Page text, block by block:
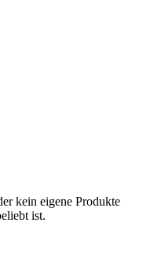
kein eigene Produkte
ist.